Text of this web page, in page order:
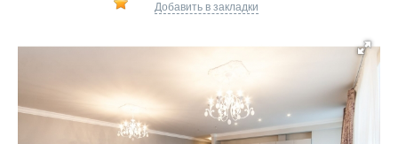
Добавить в закладки